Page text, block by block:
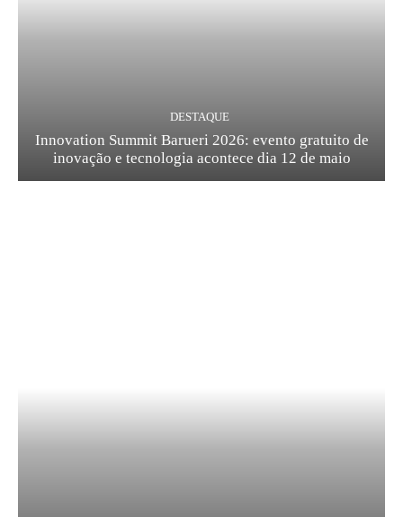
DESTAQUE
Innovation Summit Barueri 2026: evento gratuito de
inovação e tecnologia acontece dia 12 de maio